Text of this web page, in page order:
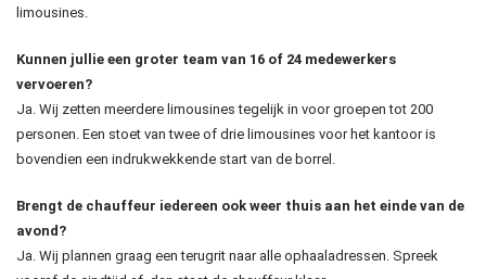
limousines.
Kunnen jullie een groter team van 16 of 24 medewerkers
vervoeren?
Ja. Wij zetten meerdere limousines tegelijk in voor groepen tot 200
personen. Een stoet van twee of drie limousines voor het kantoor is
bovendien een indrukwekkende start van de borrel.
Brengt de chauffeur iedereen ook weer thuis aan het einde van de
avond?
Ja. Wij plannen graag een terugrit naar alle ophaaladressen. Spreek